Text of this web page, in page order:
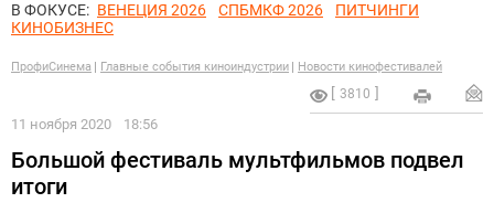
В ФОКУСЕ: ВЕНЕЦИЯ 2026 СПБМКФ 2026
ПИТЧИНГИ
КИНОБИЗНЕС
ПрофиСинема Главные события киноиндустрии Новости кинофестивалей
3810
11 ноября 2020 18:56
Большой фестиваль мультфильмов подвел
итоги